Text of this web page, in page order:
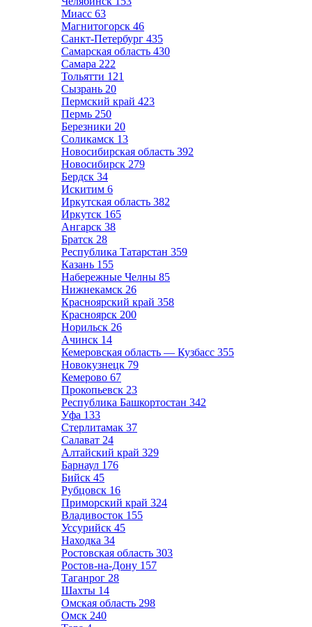
Миасс 63
Магнитогорск 46
Санкт-Петербург 435
Самарская область 430
Самара 222
Тольятти 121
Сызрань 20
Пермский край 423
Пермь 250
Березники 20
Соликамск 13
Новосибирская область 392
Новосибирск 279
Бердск 34
Искитим 6
Иркутская область 382
Иркутск 165
Ангарск 38
Братск 28
Республика Татарстан 359
Казань 155
Набережные Челны 85
Нижнекамск 26
Красноярский край 358
Красноярск 200
Норильск 26
Ачинск 14
Кемеровская область — Кузбасс 355
Новокузнецк 79
Кемерово 67
Прокопьевск 23
Республика Башкортостан 342
Уфа 133
Стерлитамак 37
Салават 24
Алтайский край 329
Барнаул 176
Бийск 45
Рубцовск 16
Приморский край 324
Владивосток 155
Уссурийск 45
Находка 34
Ростовская область 303
Ростов-на-Дону 157
Таганрог 28
Шахты 14
Омская область 298
Омск 240